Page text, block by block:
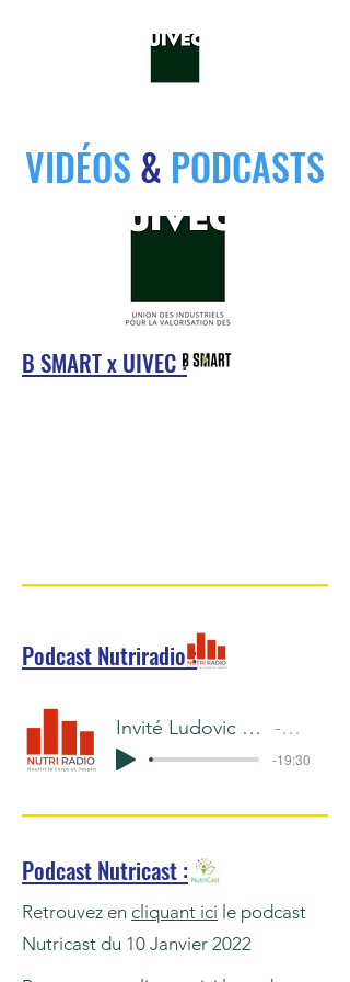
VIDÉOS& PODCASTS
B SMART x UIVEC :
Podcast Nutriradio :
Invité Ludovic Rachou, Président de l'UIVEC
-19:30
Podcast Nutricast :
Retrouvez en cliquant ici le podcast
Nutricast du 10 Janvier 2022